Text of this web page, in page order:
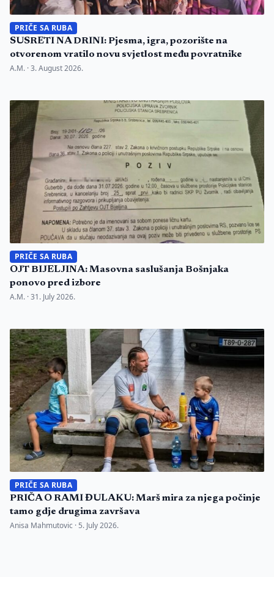
PRIČE SA RUBA
SUSRETI NA DRINI: Pjesma, igra, pozorište na
otvorenom vratilo novu svjetlost među povratnike
A.M. ·3. August 2026.
PRIČE SA RUBA
OJT BIJELJINA: Masovna saslušanja Bošnjaka
ponovo pred izbore
A.M. ·31. July 2026.
PRIČE SA RUBA
PRIČA O RAMI ĐULAKU: Marš mira za njega počinje
tamo gdje drugima završava
Anisa Mahmutovic · 5. July 2026.